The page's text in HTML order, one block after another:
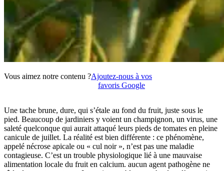
Vous aimez notre contenu ?Ajoutez-nous à vos
favoris Google
Une tache brune, dure, qui s’étale au fond du fruit, juste sous le
pied. Beaucoup de jardiniers y voient un champignon, un virus, une
saleté quelconque qui aurait attaqué leurs pieds de tomates en pleine
canicule de juillet. La réalité est bien différente : ce phénomène,
appelé nécrose apicale ou « cul noir », n’est pas une maladie
contagieuse. C’est un trouble physiologique lié à une mauvaise
alimentation locale du fruit en calcium. aucun agent pathogène ne